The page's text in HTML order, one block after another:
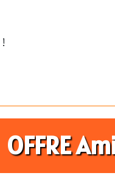
OFFRE